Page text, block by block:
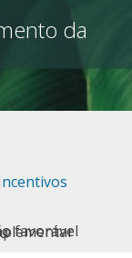
da